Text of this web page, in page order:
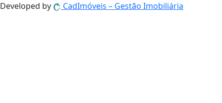
Developed by
CadImóveis – Gestão Imobiliária